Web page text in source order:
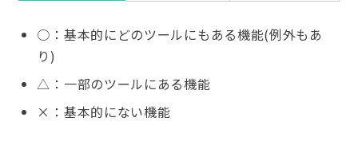
○：基本的にどのツールにもある機能(例外もあ
り)
△：一部のツールにある機能
×：基本的にない機能